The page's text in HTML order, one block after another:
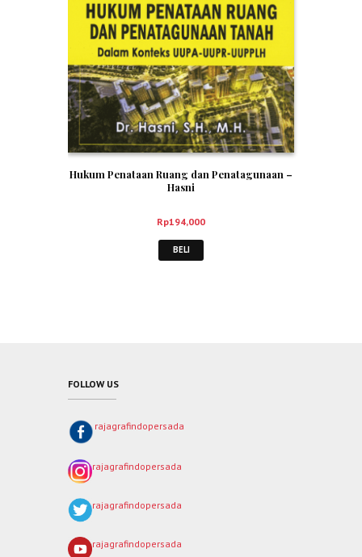
Hukum Penataan Ruang dan Penatagunaan –
Hasni
Rp194,000
BELI
FOLLOW US
rajagrafindopersada
rajagrafindopersada
rajagrafindopersada
rajagrafindopersada